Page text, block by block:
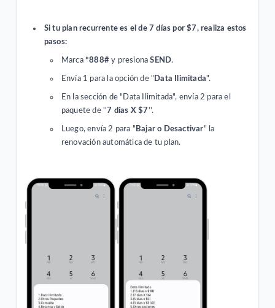
Si tu plan recurrente es el de 7 días por $7, realiza estos
pasos:
Marca *888# y presionaSEND.
Envía 1 para la opción de " Data Ilimitada".
En la sección de "Data Ilimitada", envía 2 para el
paquete de ''7 días X $7''.
Luego, envía 2 para " Bajar o Desactivar" la
renovación automática de tu plan.